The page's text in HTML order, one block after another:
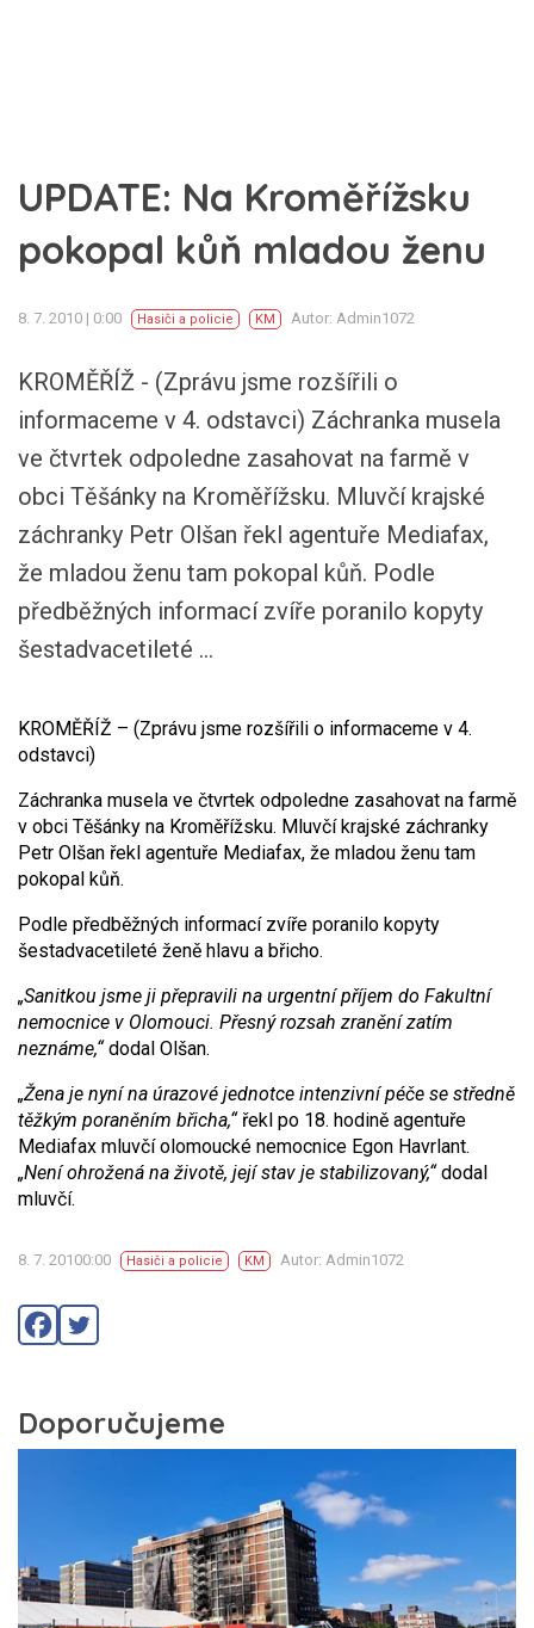
UPDATE: Na Kroměřížsku
pokopal kůň mladou ženu
8. 7. 2010 | 0:00 Hasiči a policie KM Autor: Admin1072
KROMĚŘÍŽ - (Zprávu jsme rozšířili o
informaceme v 4. odstavci) Záchranka musela
ve čtvrtek odpoledne zasahovat na farmě v
obci Těšánky na Kroměřížsku. Mluvčí krajské
záchranky Petr Olšan řekl agentuře Mediafax,
že mladou ženu tam pokopal kůň. Podle
předběžných informací zvíře poranilo kopyty
šestadvacetileté ...
KROMĚŘÍŽ – (Zprávu jsme rozšířili o informaceme v 4.
odstavci)
Záchranka musela ve čtvrtek odpoledne zasahovat na farmě
v obci Těšánky na Kroměřížsku. Mluvčí krajské záchranky
Petr Olšan řekl agentuře Mediafax, že mladou ženu tam
pokopal kůň.
Podle předběžných informací zvíře poranilo kopyty
šestadvacetileté ženě hlavu a břicho.
„Sanitkou jsme ji přepravili na urgentní příjem do Fakultní
nemocnice v Olomouci. Přesný rozsah zranění zatím
neznáme,“dodal Olšan.
„Žena je nyní na úrazové jednotce intenzivní péče se středně
těžkým poraněním břicha,“řekl po 18. hodině agentuře
Mediafax mluvčí olomoucké nemocnice Egon Havrlant.
„Není ohrožená na životě, její stav je stabilizovaný,“dodal
mluvčí.
8. 7. 20100:00 Hasiči a policie KM Autor: Admin1072